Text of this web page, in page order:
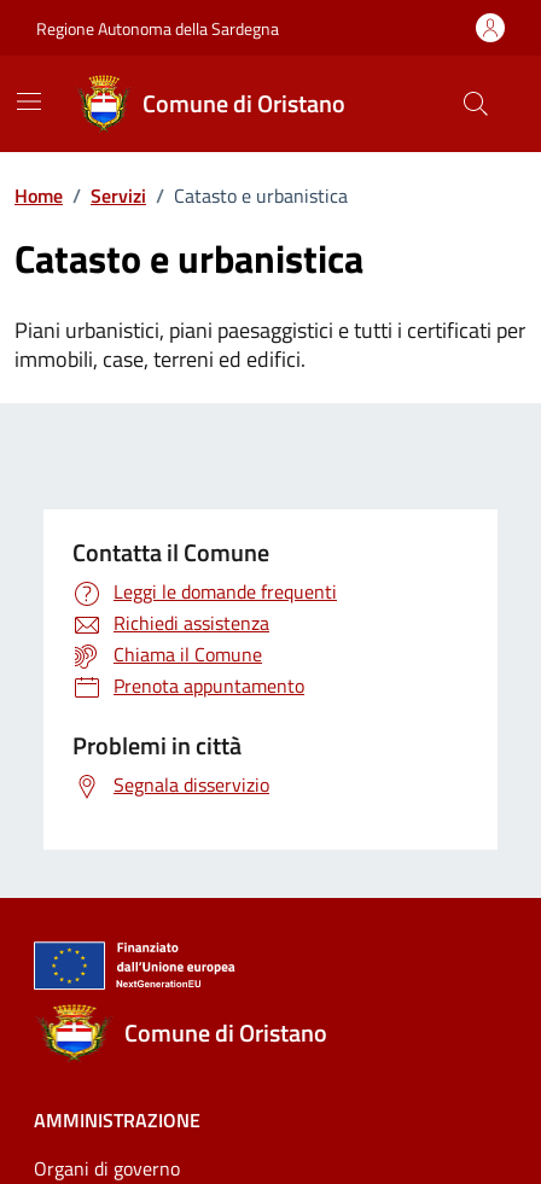
Regione Autonoma della Sardegna
Comune di Oristano
Home / Servizi / Catasto e urbanistica
Catasto e urbanistica
Piani urbanistici, piani paesaggistici e tutti i certificati per
immobili, case, terreni ed edifici.
Contatta il Comune
Leggi le domande frequenti
Richiedi assistenza
Chiama il Comune
Prenota appuntamento
Problemi in città
Segnala disservizio
Comune di Oristano
AMMINISTRAZIONE
Organi di governo